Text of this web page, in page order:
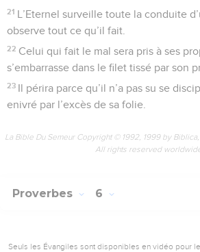
21 L’Eternel surveille toute la conduite
observe tout ce qu’il fait.
22 Celui qui fait le mal sera pris à ses
s’embarrasse dans le filet tissé par son
23 Il périra parce qu’il n’a pas su se
enivré par l’excès de sa folie.
La Bible Du Semeur Copyright © 1992, 1999 by
All rights reserved
Proverbes 6
Seuls les Évangiles sont disponibles en vidéo pour le